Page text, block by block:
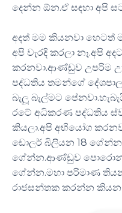
දෙන්න ඕන.ඒ සඳහා අපි
අදත් මම කියනවා හෙටත්
අපි වැරදි කරලා නෑ.අපි
කරනවා.ආණ්ඩුව උපරිම
පද්ධතිය තමන්ගේ
බැලූ බැල්මට
රටේ අධිකරණ පද්ධතිය
කියලා.අපි අභියෝග
ඩොලර් බිලියන 18
ගේන්න.ආණ්ඩුව පොරොන්දු
ගේන්න.මහා පරිමාණ
රාජසන්තක කරන්න කියන